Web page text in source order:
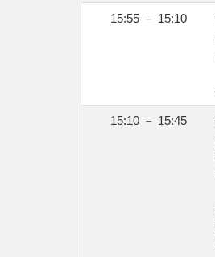
15:55 － 15:10
15:10 － 15:45